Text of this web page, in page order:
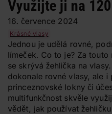
Využijte ji na 120
16. července 2024
Krásné vlasy
Jednou je udělá rovné,
límeček. Co to je? Za touto
se skrývá žehlička na
dokonale rovné vlasy, ale i
princeznovské lokny či
multifunkčnost skvěle
vědět, jak používat